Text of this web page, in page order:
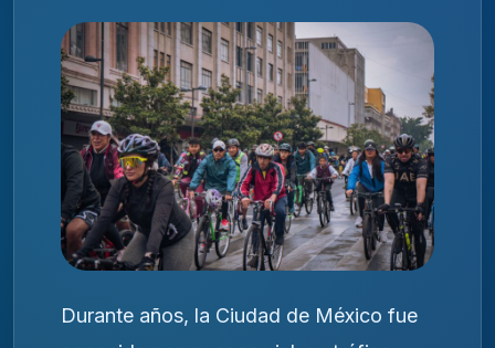
Durante años, la Ciudad de México fue